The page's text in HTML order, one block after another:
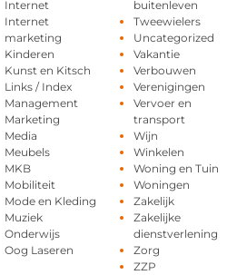
Internet
Internet
marketing
Kinderen
Kunst en Kitsch
Links / Index
Management
Marketing
Media
Meubels
MKB
Mobiliteit
Mode en Kleding
Muziek
Onderwijs
Oog Laseren
buitenleven
Tweewielers
Uncategorized
Vakantie
Verbouwen
Verenigingen
Vervoer en
transport
Wijn
Winkelen
Woning en Tuin
Woningen
Zakelijk
Zakelijke
dienstverlening
Zorg
ZZP